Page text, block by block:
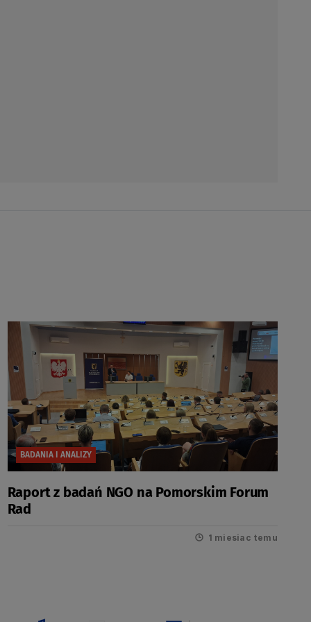
BADANIA I ANALIZY
Raport z badań NGO na Pomorskim Forum
Rad
1 miesiac temu